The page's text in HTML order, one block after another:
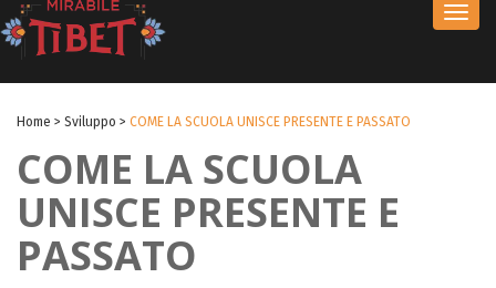
Home > Sviluppo > COME LA SCUOLA UNISCE PRESENTE E PASSATO
COME LA SCUOLA
UNISCE PRESENTE E
PASSATO